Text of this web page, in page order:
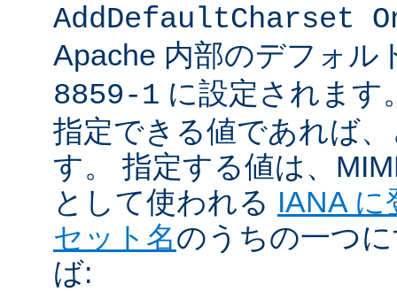
AddDefaultCharset
Apache 内部のデフォル
8859-1 に設定されま
指定できる値であれば
す。 指定する値は、
として使われる IANA
セット名のうちの一つ
ば: